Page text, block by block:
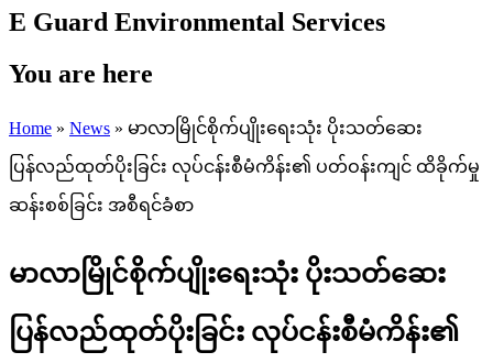
E Guard Environmental Services
You are here
Home » News » မာလာမြိုင်စိုက်ပျိုးရေးသုံး ပိုးသတ်ဆေး
ပြန်လည်ထုတ်ပိုးခြင်း လုပ်ငန်းစီမံကိန်း၏ ပတ်ဝန်းကျင် ထိခိုက်မှု
ဆန်းစစ်ခြင်း အစီရင်ခံစာ
မာလာမြိုင်စိုက်ပျိုးရေးသုံး ပိုးသတ်ဆေး
ပြန်လည်ထုတ်ပိုးခြင်း လုပ်ငန်းစီမံကိန်း၏